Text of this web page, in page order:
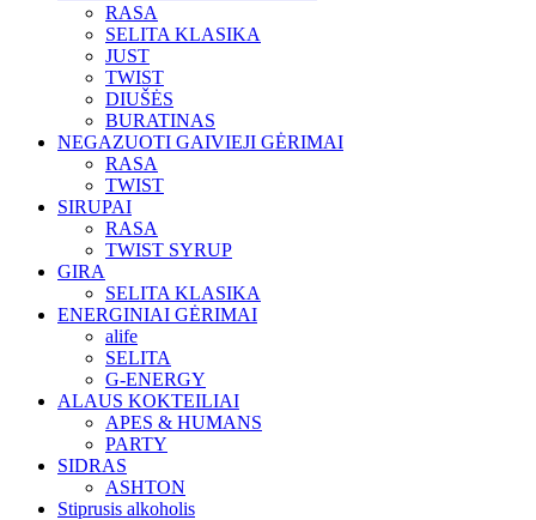
RASA
SELITA KLASIKA
JUST
TWIST
DIUŠĖS
BURATINAS
NEGAZUOTI GAIVIEJI GĖRIMAI
RASA
TWIST
SIRUPAI
RASA
TWIST SYRUP
GIRA
SELITA KLASIKA
ENERGINIAI GĖRIMAI
alife
SELITA
G-ENERGY
ALAUS KOKTEILIAI
APES & HUMANS
PARTY
SIDRAS
ASHTON
Stiprusis alkoholis